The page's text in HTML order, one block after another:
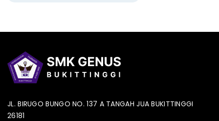
JL. BIRUGO BUNGO NO. 137 A TANGAH JUA BUKITTINGGI
26181